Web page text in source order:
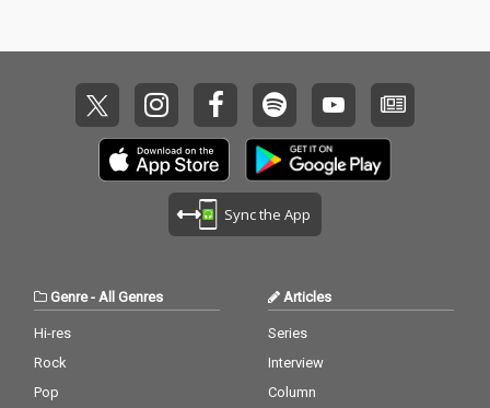
Sync the App
Genre- All Genres
Hi-res
Rock
Pop
Articles
Series
Interview
Column